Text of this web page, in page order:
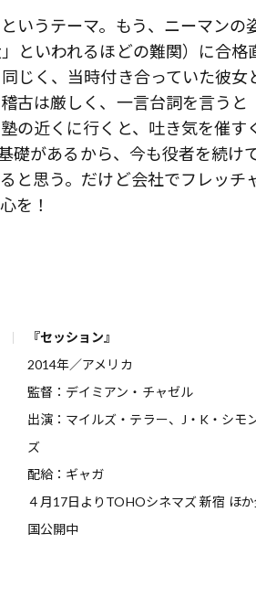
いうテーマ。もう、ニーマンの
といわれるほどの難関）に合格
じく、当時付き合っていた彼女
古は厳しく、一言台詞を言うと
の近くに行くと、吐き気を催す
礎があるから、今も役者を続け
と思う。だけど会社でフレッチ
を！
『セッション』
2014年／アメリカ
監督：デイミアン・チャゼル
出演：マイルズ・テラー、J・K・シモ
ズ
配給：ギャガ
４月17日よりTOHOシネマズ 新宿 ほか
国公開中